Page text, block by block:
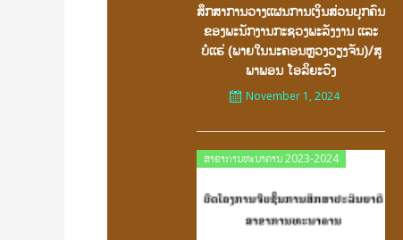
ສຶກສາການວາງເເຜນການເງິນສ່ວນບຸກຄົນ
ຂອງພະນັກງານກະຊວງພະລັງງານ ເເລະ
ບໍເເຮ່ (ພາຍໃນນະຄອນຫຼວງວຽງຈັນ)/ສຸ
ພາພອນ ໂອລິຍະວົງ
November 1, 2024
ສາຂາການທະນາຄານ 2023-2024
Posted
on